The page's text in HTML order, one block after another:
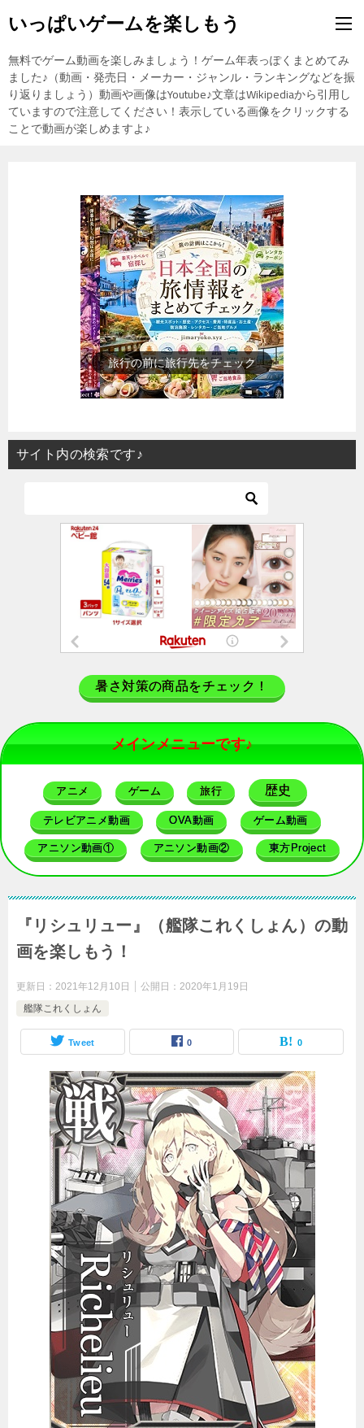
いっぱいゲームを楽しもう
無料でゲーム動画を楽しみましょう！ゲーム年表っぽくまとめてみ
ました♪（動画・発売日・メーカー・ジャンル・ランキングなどを振
り返りましょう）動画や画像はYoutube♪文章はWikipediaから引用し
ていますので注意してください！表示している画像をクリックする
ことで動画が楽しめますよ♪
旅行の前に旅行先をチェック
サイト内の検索です♪
暑さ対策の商品をチェック！
メインメニューです♪
アニメ ゲーム 旅行 歴史
テレビアニメ動画 OVA動画 ゲーム動画
アニソン動画① アニソン動画② 東方Project
『リシュリュー』（艦隊これくしょん）の動
画を楽しもう！
更新日： 2021年12月10日 公開日： 2020年1月19日
艦隊これくしょん
Tweet 0 0